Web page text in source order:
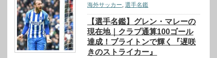
海外サッカー,選手名鑑
【選手名鑑】グレン・マレーの
現在地｜クラブ通算100ゴール
達成！ブライトンで輝く『遅咲
きのストライカー』